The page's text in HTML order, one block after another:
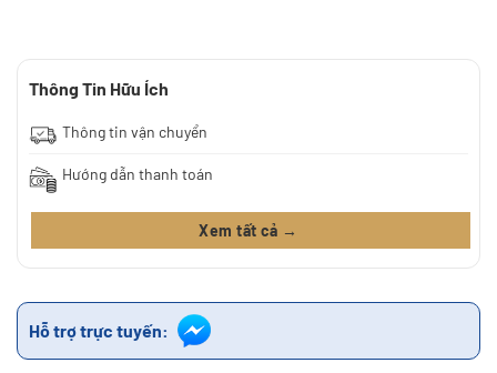
Thông Tin Hữu Ích
Thông tin vận chuyển
Hướng dẫn thanh toán
Xem tất cả →
Hỗ trợ trực tuyến: